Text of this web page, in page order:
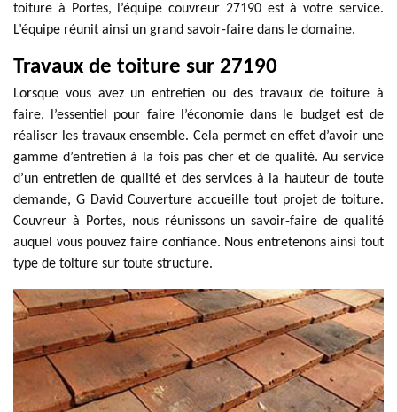
toiture à Portes, l’équipe couvreur 27190 est à votre service.
L’équipe réunit ainsi un grand savoir-faire dans le domaine.
Travaux de toiture sur 27190
Lorsque vous avez un entretien ou des travaux de toiture à
faire, l’essentiel pour faire l’économie dans le budget est de
réaliser les travaux ensemble. Cela permet en effet d’avoir une
gamme d’entretien à la fois pas cher et de qualité. Au service
d’un entretien de qualité et des services à la hauteur de toute
demande, G David Couverture accueille tout projet de toiture.
Couvreur à Portes, nous réunissons un savoir-faire de qualité
auquel vous pouvez faire confiance. Nous entretenons ainsi tout
type de toiture sur toute structure.